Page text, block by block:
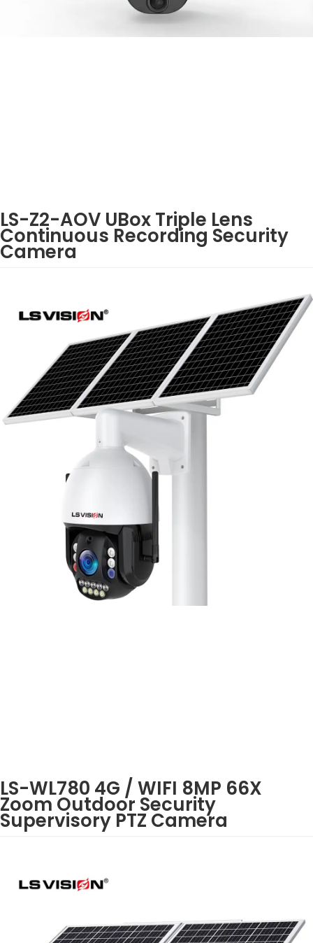
LS-Z2-AOV UBox Triple Lens
Continuous Recording Security
Camera
LS-WL780 4G / WIFI 8MP 66X
Zoom Outdoor Security
Supervisory PTZ Camera